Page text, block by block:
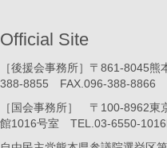
Official Site
［後援会事務所］〒861-8045
388-8855 FAX.096-388-8866
［国会事務所］ 〒100-8962東
館1016号室 TEL.03-6550-